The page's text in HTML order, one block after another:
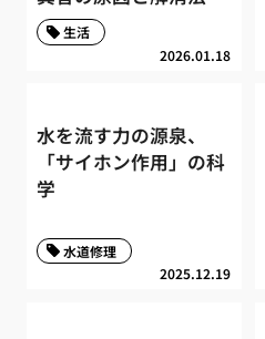
2026.01.18
生活
水を流す力の源泉、
「サイホン作用」の科
学
2025.12.19
水道修理